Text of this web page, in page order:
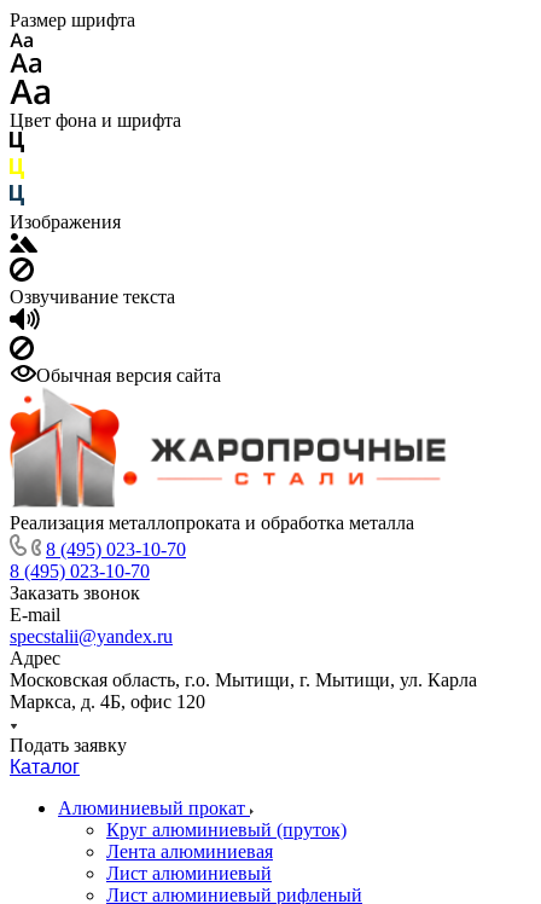
Размер шрифта
Цвет фона и шрифта
Изображения
Озвучивание текста
Обычная версия сайта
Реализация металлопроката и обработка металла
8 (495) 023-10-70
8 (495) 023-10-70
Заказать звонок
E-mail
specstalii@yandex.ru
Адрес
Московская область, г.о. Мытищи, г. Мытищи, ул. Карла
Маркса, д. 4Б, офис 120
Подать заявку
Каталог
Алюминиевый прокат
Круг алюминиевый (пруток)
Лента алюминиевая
Лист алюминиевый
Лист алюминиевый рифленый